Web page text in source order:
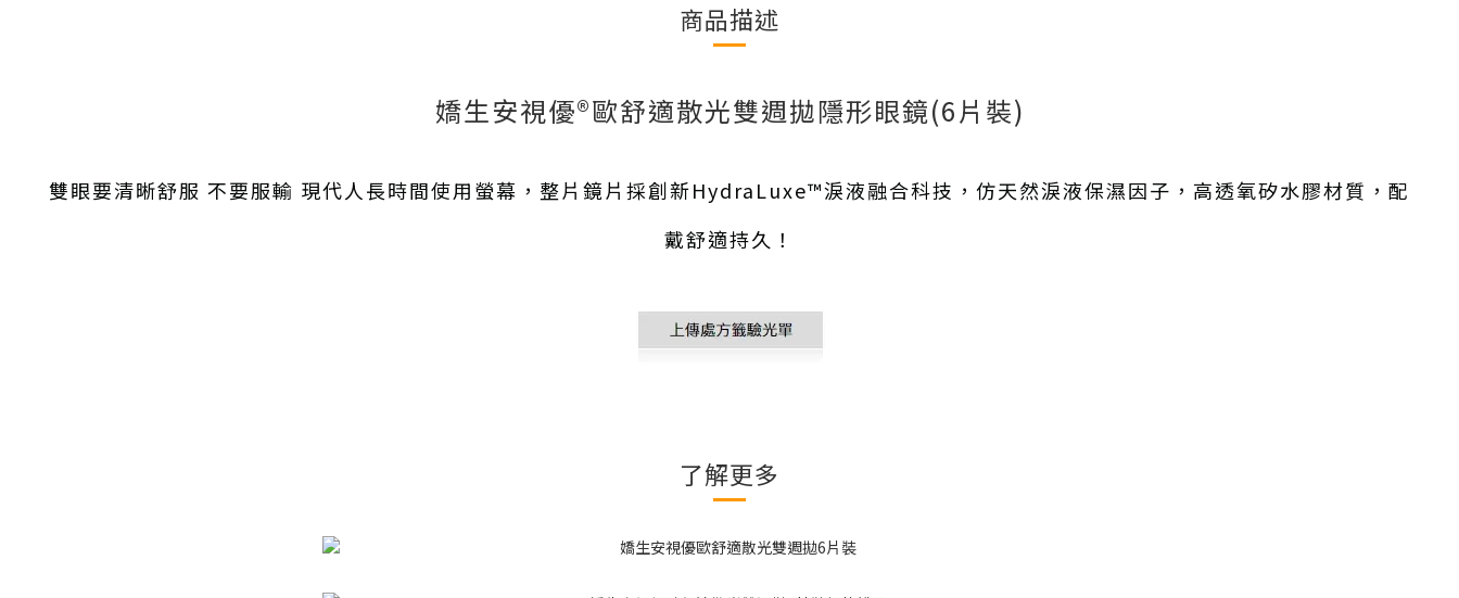
商品描述
嬌生安視優®歐舒適散光雙週拋隱形眼鏡(6片裝)
雙眼要清晰舒服 不要服輸 現代人長時間使用螢幕， 整片鏡片採創新HydraLuxe™淚液融合科技，仿天然淚液保濕因子，高透氧矽水膠材質，配
戴舒適持久！
了解更多